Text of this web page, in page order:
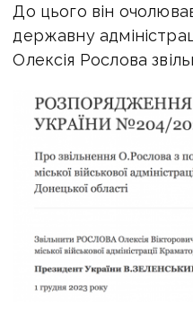
До цього він
державну
Олексія Рослова